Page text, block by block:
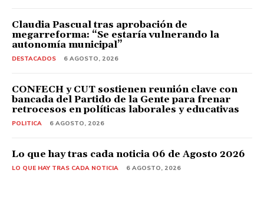
Claudia Pascual tras aprobación de
megarreforma: “Se estaría vulnerando la
autonomía municipal”
DESTACADOS 6 AGOSTO, 2026
CONFECH y CUT sostienen reunión clave con
bancada del Partido de la Gente para frenar
retrocesos en políticas laborales y educativas
POLITICA 6 AGOSTO, 2026
Lo que hay tras cada noticia 06 de Agosto 2026
LO QUE HAY TRAS CADA NOTICIA 6 AGOSTO, 2026